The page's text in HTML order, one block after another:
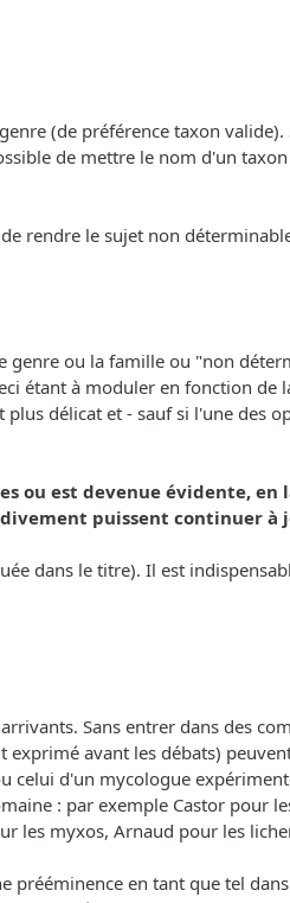
(de préférence taxon
de mettre le nom d'un
rendre le sujet non
genre ou la famille ou "non
étant à moduler en fonction de
délicat et - sauf si l'une des
ou est devenue évidente,
puissent continuer à
dans le titre). Il est
Sans entrer dans des
avant les débats)
d'un mycologue
: par exemple Castor pour
les myxos, Arnaud pour les
en tant que tel